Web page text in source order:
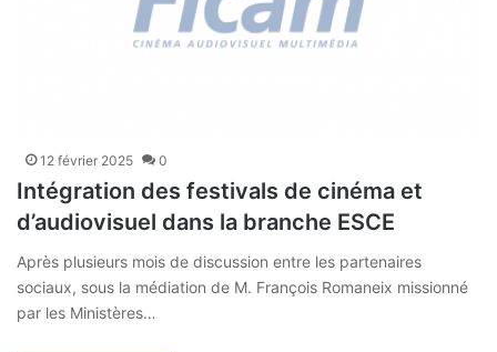
12 février 2025 0
Intégration des festivals de cinéma et
d’audiovisuel dans la branche ESCE
Après plusieurs mois de discussion entre les partenaires
sociaux, sous la médiation de M. François Romaneix missionné
par les Ministères…